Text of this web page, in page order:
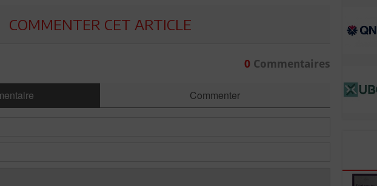
COMMENTER CET ARTICLE
0Commentaires
Commenter